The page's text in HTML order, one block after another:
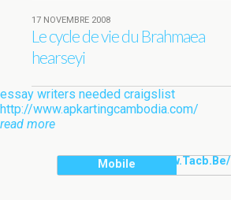
17 NOVEMBRE 2008
Le cycle de vie du Brahmaea
hearseyi
essay writers needed craigslist
http://www.apkartingcambodia.com/
read more
MobileHttp://www.tacb.be/